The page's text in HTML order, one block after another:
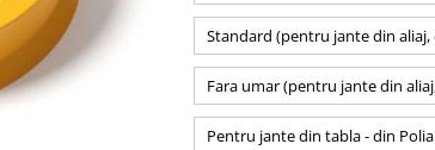
Standard (pentru jante din
Fara umar (pentru jante din
Pentru jante din tabla - din